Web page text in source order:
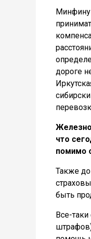
дороге
что
помимо
Также
быть
Все-